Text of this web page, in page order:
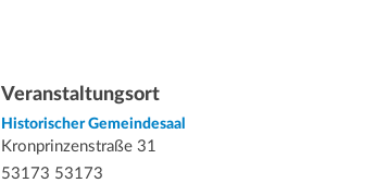
Veranstaltungsort
Historischer Gemeindesaal
Kronprinzenstraße 31
53173 53173